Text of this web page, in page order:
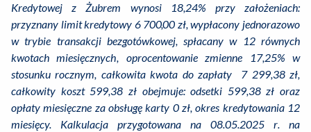
Kredytowej z Żubrem wynosi
18,24% przy założeniach:
przyznany limit kredytowy 6 700,00 zł, wypłacony jednorazowo
w trybie transakcji bezgotówkowej, spłacany w 12 równych
kwotach miesięcznych, oprocentowanie zmienne 17,25% w
stosunku rocznym, całkowita kwota do zapłaty 7 299,38 zł,
całkowity koszt 599,38 zł obejmuje: odsetki 599,38 zł oraz
opłaty miesięczne za obsługę karty 0 zł, okres kredytowania 12
miesięcy. Kalkulacja przygotowana na 08.05.2025 r. na